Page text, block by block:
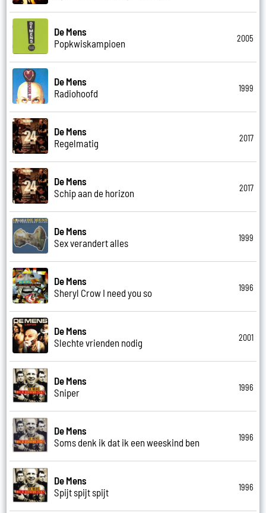
De Mens
Popkwiskampioen
2005
De Mens
Radiohoofd
1999
De Mens
Regelmatig
2017
De Mens
Schip aan de horizon
2017
De Mens
Sex verandert alles
1999
De Mens
Sheryl Crow I need you so
1996
De Mens
Slechte vrienden nodig
2001
De Mens
Sniper
1996
De Mens
Soms denk ik dat ik een weeskind ben
1996
De Mens
Spijt spijt spijt
1996